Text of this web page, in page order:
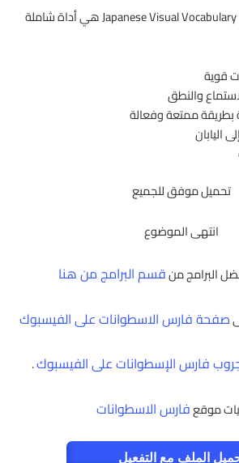
باختصار، اسطوانة Japanese Visual Vocabulary Builder هي أداة شاملة
قوية
والنطق
بطريقة ممتعة وفعالة
اليابان
تحميل موفق للجميع
انتهى الموضوع
البرامج منقسم البرامج من هنا
صفحة فارس الاسطوانات على الفيسبوك
فارس الإسطوانات على الفيسبوك.
موقعفارس الاسطوانات
الملف مع التفعيل